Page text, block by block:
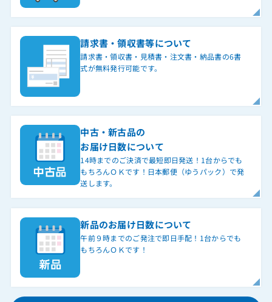
請求書・領収書等について
請求書・領収書・見積書・注文書・納品書の6書
式が無料発行可能です。
中古・新古品の
お届け日数について
14時までのご決済で最短即日発送！1台からでも
もちろんＯＫです！日本郵便（ゆうパック）で発
送します。
新品のお届け日数について
午前９時までのご発注で即日手配！1台からでも
もちろんＯＫです！